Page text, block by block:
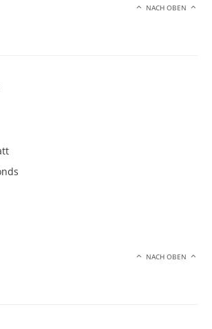
NACH OBEN
NACH OBEN